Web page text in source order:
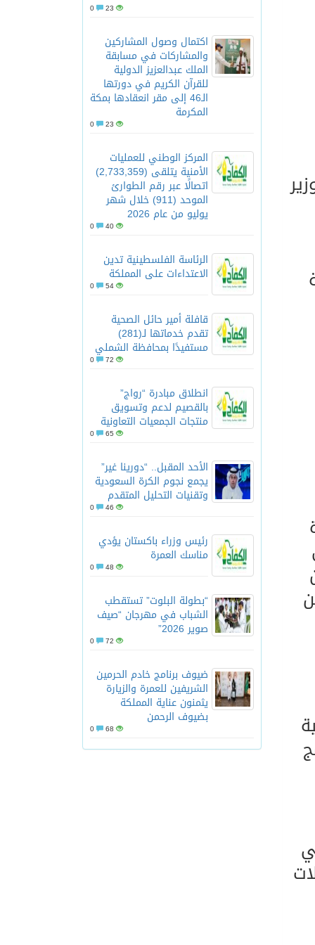
23
اكتمال وصول المشاركين
والمشاركات في مسابقة
الملك عبدالعزيز الدولية
للقرآن الكريم في دورتها
الـ46 إلى مقر انعقادها بمكة
المكرمة
23
المركز الوطني للعمليات
الأمنية يتلقى (2,733,359)
اتصالًا عبر رقم الطوارئ
الموحد (911) خلال شهر
يوليو من عام 2026
40
الرئاسة الفلسطينية تدين
الاعتداءات على المملكة
54
قافلة أمير حائل الصحية
تقدم خدماتها لـ(281)
مستفيدًا بمحافظة الشملي
72
انطلاق مبادرة “رواج”
بالقصيم لدعم وتسويق
منتجات الجمعيات التعاونية
65
الأحد المقبل.. “دورينا غير”
يجمع نجوم الكرة السعودية
وتقنيات التحليل المتقدم
46
رئيس وزراء باكستان يؤدي
مناسك العمرة
48
“بطولة البلوت” تستقطب
الشباب في مهرجان “صيف
صوير 2026”
72
ضيوف برنامج خادم الحرمين
الشريفين للعمرة والزيارة
يثمنون عناية المملكة
بضيوف الرحمن
68